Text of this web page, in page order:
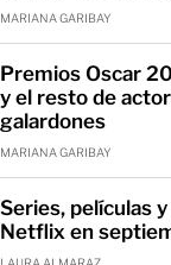
MARIANA GARIBAY
Premios Oscar
y el resto de
galardones
MARIANA GARIBAY
Series, películas
Netflix en